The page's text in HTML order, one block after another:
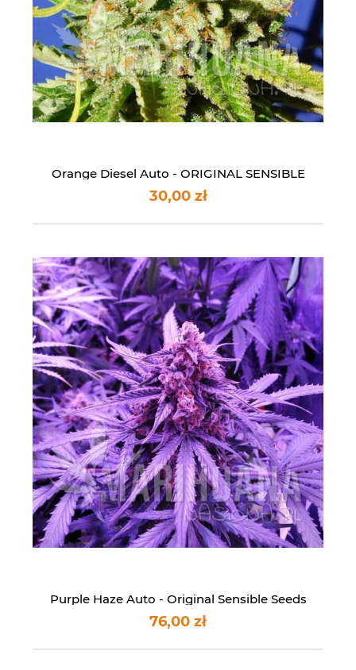
Orange Diesel Auto - ORIGINAL SENSIBLE
SEEDS
30,00 zł
Purple Haze Auto - Original Sensible Seeds
76,00 zł